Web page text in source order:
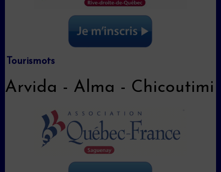
Tourismots
Arvida - Alma - Chicoutimi